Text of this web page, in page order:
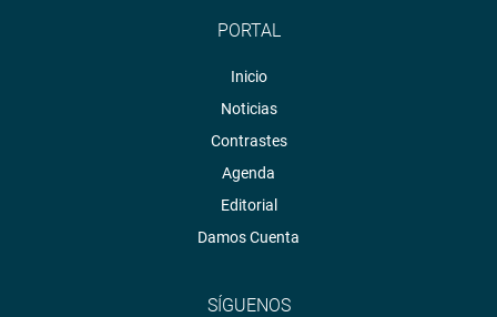
PORTAL
Inicio
Noticias
Contrastes
Agenda
Editorial
Damos Cuenta
SÍGUENOS